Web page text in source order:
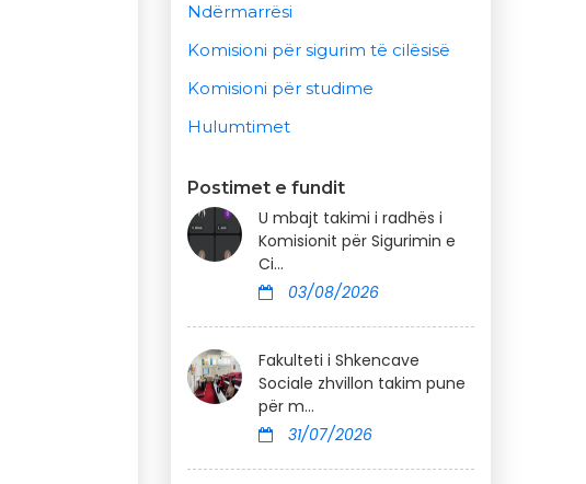
Ndërmarrësi
Komisioni për sigurim të cilësisë
Komisioni për studime
Hulumtimet
Postimet e fundit
U mbajt takimi i radhës i
Komisionit për Sigurimin e
Ci...
03/08/2026
Fakulteti i Shkencave
Sociale zhvillon takim pune
për m...
31/07/2026